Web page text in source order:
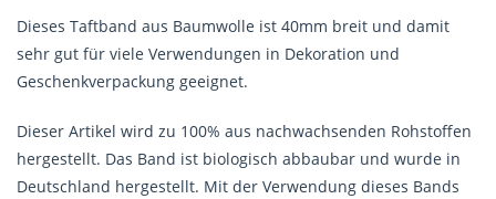
Dieses Taftband aus Baumwolle ist 40mm breit und damit
sehr gut für viele Verwendungen in Dekoration und
Geschenkverpackung geeignet.
Dieser Artikel wird zu 100% aus nachwachsenden Rohstoffen
hergestellt. Das Band ist biologisch abbaubar und wurde in
Deutschland hergestellt. Mit der Verwendung dieses Bands